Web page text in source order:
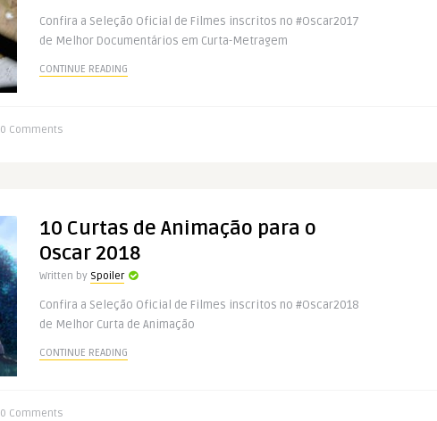
Confira a Seleção Oficial de Filmes inscritos no #Oscar2017
de Melhor Documentários em Curta-Metragem
CONTINUE READING
0 Comments
10 Curtas de Animação para o
Oscar 2018
Written by Spoiler
Confira a Seleção Oficial de Filmes inscritos no #Oscar2018
de Melhor Curta de Animação
CONTINUE READING
0 Comments